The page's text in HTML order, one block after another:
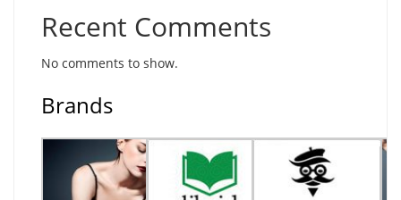
Recent Comments
No comments to show.
Brands